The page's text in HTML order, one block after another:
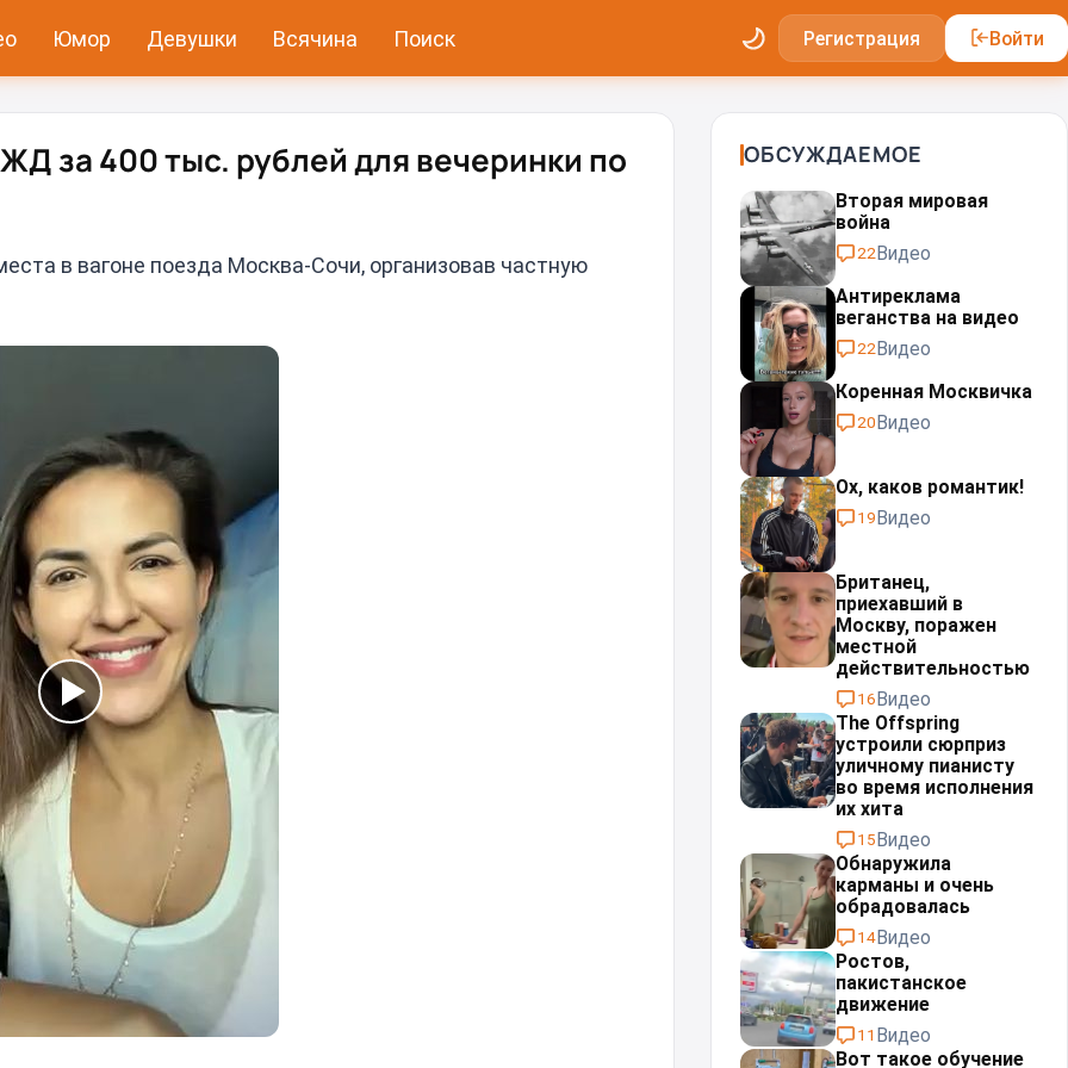
Юмор Девушки Всячина Поиск Регистрация Войти
за 400 тыс. рублей для вечеринки по
в вагоне поезда Москва-Сочи, организовав частную
ОБСУЖДАЕМОЕ
Вторая мировая
война
22Видео
Антиреклама
веганства на видео
22Видео
Коренная Москвичка
20Видео
Ох, каков романтик!
19Видео
Британец,
приехавший в
Москву, поражен
местной
действительностью⁠⁠
16Видео
The Offspring
устроили сюрприз
уличному пианисту
во время исполнения
их хита
15Видео
Обнаружила
карманы и очень
обрадовалась
14Видео
Ростов,
пакистанское
движение
11 Видео
Вот такое обучение